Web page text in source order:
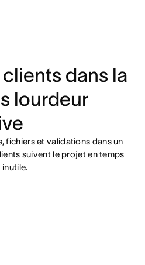
dans la
lourdeur
fichiers et validations dans un
suivent le projet en temps
inutile.